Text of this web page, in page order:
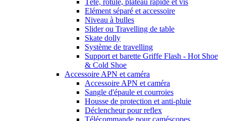
Tête, rotule, plateau rapide et vis
Elément séparé et accessoire
Niveau à bulles
Slider ou Travelling de table
Skate dolly
Système de travelling
Support et barette Griffe Flash - Hot Shoe
& Cold Shoe
Accessoire APN et caméra
Accessoire APN et caméra
Sangle d'épaule et courroies
Housse de protection et anti-pluie
Déclencheur pour reflex
Télécommande pour caméscopes